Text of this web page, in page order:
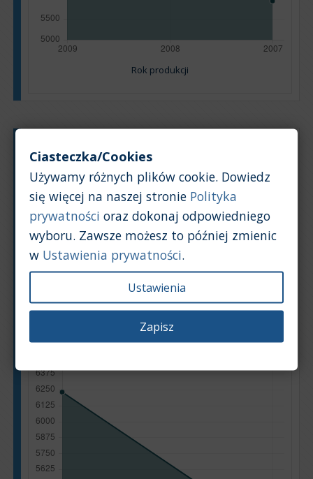
Rok produkcji
Typ silnika:Benzyna + LPG
Pojemność silnika:
1,4
Wykres Tabela
Średnia wartość rynkowa samochodu [PLN]
Ciasteczka/Cookies
Używamy różnych plików cookie. Dowiedz
się więcej na naszej stronie Polityka
prywatności oraz dokonaj odpowiedniego
wyboru. Zawsze możesz to później zmienic
w Ustawienia prywatności.
Ustawienia
Zapisz